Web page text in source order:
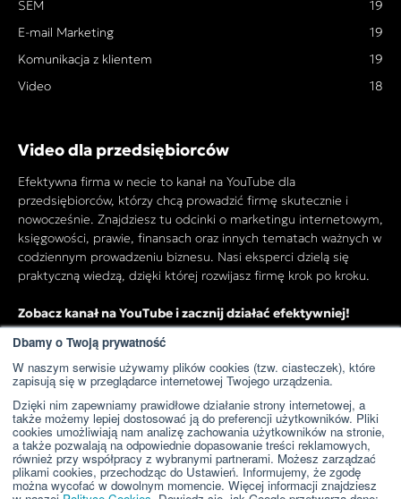
Dbamy o Twoją prywatność
W naszym serwisie używamy plików cookies (tzw. ciasteczek), które
zapisują się w przeglądarce internetowej Twojego urządzenia.
Dzięki nim zapewniamy prawidłowe działanie strony internetowej, a
także możemy lepiej dostosować ją do preferencji użytkowników. Pliki
cookies umożliwiają nam analizę zachowania użytkowników na stronie,
a także pozwalają na odpowiednie dopasowanie treści reklamowych,
również przy współpracy z wybranymi partnerami. Możesz zarządzać
plikami cookies, przechodząc do Ustawień. Informujemy, że zgodę
można wycofać w dowolnym momencie. Więcej informacji znajdziesz
SEM
19
E-mail Marketing
19
Komunikacja z klientem
19
Video
18
Video dla przedsiębiorców
Efektywna firma w necie to kanał na YouTube dla
przedsiębiorców, którzy chcą prowadzić firmę skutecznie i
nowocześnie. Znajdziesz tu odcinki o marketingu internetowym,
księgowości, prawie, finansach oraz innych tematach ważnych w
codziennym prowadzeniu biznesu. Nasi eksperci dzielą się
praktyczną wiedzą, dzięki której rozwijasz firmę krok po kroku.
Zobacz kanał na YouTube i zacznij działać efektywniej!
Przejdź do kanału YouTube